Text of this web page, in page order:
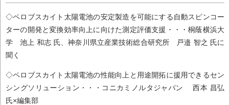
◇ペロブスカイト太陽電池の安定製造を可能にする自動スピンコー
ターの開発と変換効率向上に向けた測定評価支援・・・桐蔭横浜大
学 池上 和志 氏、神奈川県立産業技術総合研究所 戸邉 智之 氏に
聞く
◇ペロブスカイト太陽電池の性能向上と用途開拓に援用できるセン
シングソリューション・・・コニカミノルタジャパン 西本 昌弘
氏×編集部